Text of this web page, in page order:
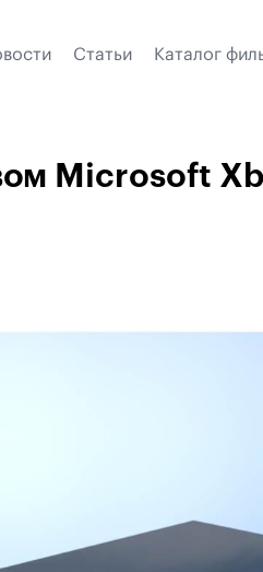
Статьи Каталог
Microsoft